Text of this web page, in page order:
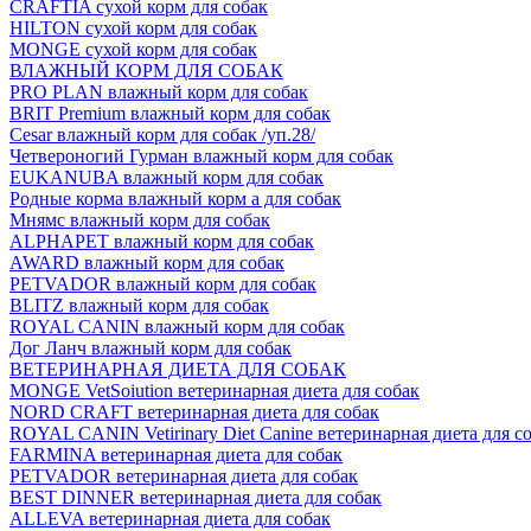
CRAFTIA сухой корм для собак
HILTON сухой корм для собак
MONGE сухой корм для собак
ВЛАЖНЫЙ КОРМ ДЛЯ СОБАК
PRO PLAN влажный корм для собак
BRIT Premium влажный корм для собак
Cesar влажный корм для собак /уп.28/
Четвероногий Гурман влажный корм для собак
EUKANUBA влажный корм для собак
Родные корма влажный корм а для собак
Мнямс влажный корм для собак
ALPHAPET влажный корм для собак
AWARD влажный корм для собак
PETVADOR влажный корм для собак
BLITZ влажный корм для собак
ROYAL CANIN влажный корм для собак
Дог Ланч влажный корм для собак
ВЕТЕРИНАРНАЯ ДИЕТА ДЛЯ СОБАК
MONGE VetSoiution ветеринарная диета для собак
NORD CRAFT ветеринарная диета для собак
ROYAL CANIN Vetirinary Diet Canine ветеринарная диета для
FARMINA ветеринарная диета для собак
PETVADOR ветеринарная диета для собак
BEST DINNER ветеринарная диета для собак
ALLEVA ветеринарная диета для собак